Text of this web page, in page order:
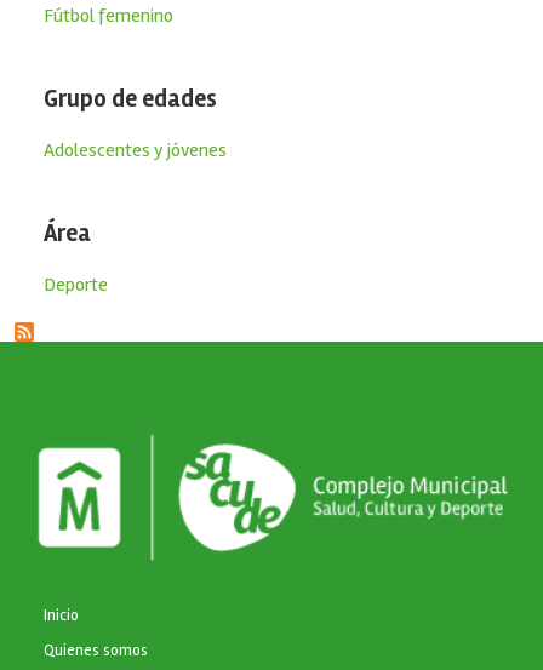
Fútbol femenino
Grupo de edades
Adolescentes y jóvenes
Área
Deporte
NAVEGACIÓN PRINCIPAL
Inicio
Quienes somos